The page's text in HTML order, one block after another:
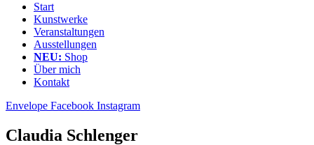
Start
Kunstwerke
Veranstaltungen
Ausstellungen
NEU: Shop
Über mich
Kontakt
Envelope Facebook Instagram
Claudia Schlenger